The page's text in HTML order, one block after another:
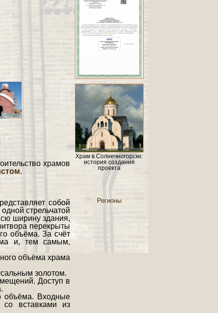
храмов
.
собой
стрельчатой
ширину здания,
перекрыты
объёма. За счёт
и, тем самым,
объёма храма
золотом.
Доступ в
объёма. Входные
вставками из
Храм в Солнечногорске:
история создания
проекта
Регионы